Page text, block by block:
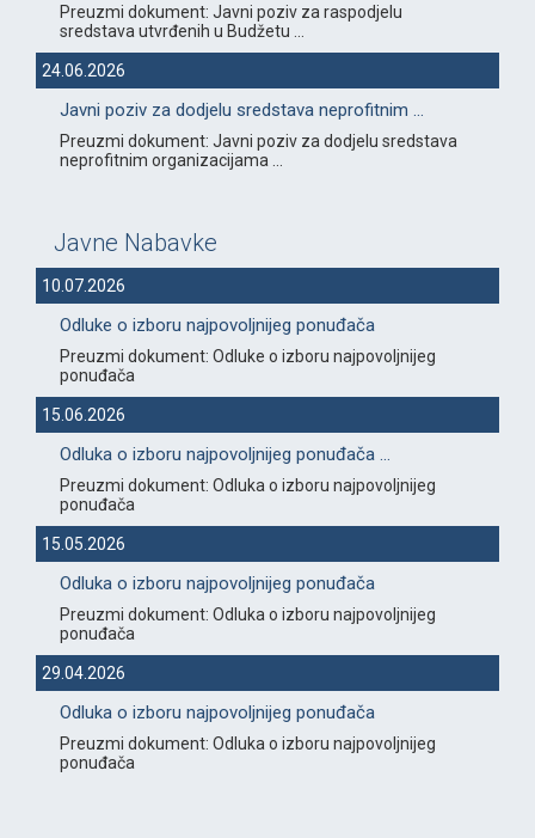
Preuzmi dokument: Javni poziv za raspodjelu
sredstava utvrđenih u Budžetu ...
24.06.2026
Javni poziv za dodjelu sredstava neprofitnim ...
Preuzmi dokument: Javni poziv za dodjelu sredstava
neprofitnim organizacijama ...
Javne Nabavke
10.07.2026
Odluke o izboru najpovoljnijeg ponuđača
Preuzmi dokument: Odluke o izboru najpovoljnijeg
ponuđača
15.06.2026
Odluka o izboru najpovoljnijeg ponuđača ...
Preuzmi dokument: Odluka o izboru najpovoljnijeg
ponuđača
15.05.2026
Odluka o izboru najpovoljnijeg ponuđača
Preuzmi dokument: Odluka o izboru najpovoljnijeg
ponuđača
29.04.2026
Odluka o izboru najpovoljnijeg ponuđača
Preuzmi dokument: Odluka o izboru najpovoljnijeg
ponuđača